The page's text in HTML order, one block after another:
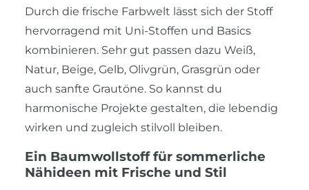
Durch die frische Farbwelt lässt sich der Stoff
hervorragend mit Uni-Stoffen und Basics
kombinieren. Sehr gut passen dazu Weiß,
Natur, Beige, Gelb, Olivgrün, Grasgrün oder
auch sanfte Grautöne. So kannst du
harmonische Projekte gestalten, die lebendig
wirken und zugleich stilvoll bleiben.
Ein Baumwollstoff für sommerliche
Nähideen mit Frische und Stil